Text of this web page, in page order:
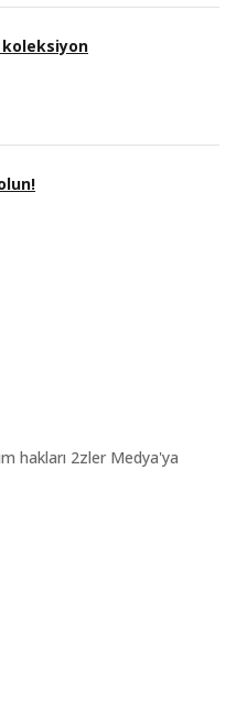
koleksiyon
hakları 2zler Medya'ya